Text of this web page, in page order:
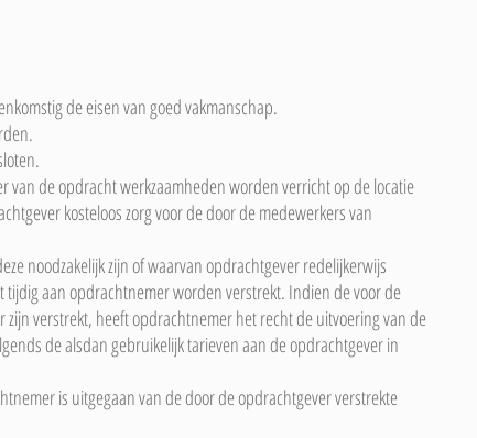
de eisen van goed vakmanschap.
de opdracht werkzaamheden worden verricht op de locatie
kosteloos zorg voor de door de medewerkers van
noodzakelijk zijn of waarvan opdrachtgever redelijkerwijs
tijdig aan opdrachtnemer worden verstrekt. Indien de voor de
verstrekt, heeft opdrachtnemer het recht de uitvoering van de
de alsdan gebruikelijk tarieven aan de opdrachtgever in
is uitgegaan van de door de opdrachtgever verstrekte